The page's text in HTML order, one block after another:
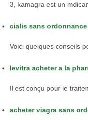
3, kamagra est un
cialis sans ordonnance
Voici quelques conseils
levitra acheter a la
Il est conçu pour le
acheter viagra sans